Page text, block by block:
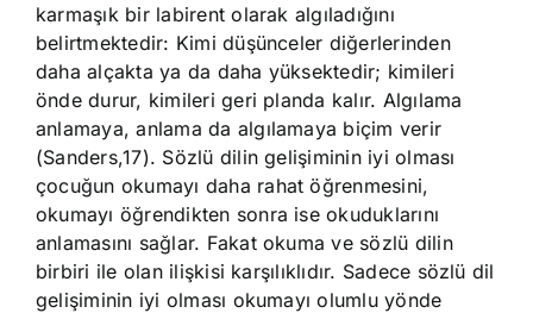
karmaşık bir labirent olarak algıladığını
belirtmektedir: Kimi düşünceler diğerlerinden
daha alçakta ya da daha yüksektedir; kimileri
önde durur, kimileri geri planda kalır. Algılama
anlamaya, anlama da algılamaya biçim verir
(Sanders,17). Sözlü dilin gelişiminin iyi olması
çocuğun okumayı daha rahat öğrenmesini,
okumayı öğrendikten sonra ise okuduklarını
anlamasını sağlar. Fakat okuma ve sözlü dilin
birbiri ile olan ilişkisi karşılıklıdır. Sadece sözlü dil
gelişiminin iyi olması okumayı olumlu yönde